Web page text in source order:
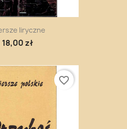
liryczne
18,00 zł
favorite_border